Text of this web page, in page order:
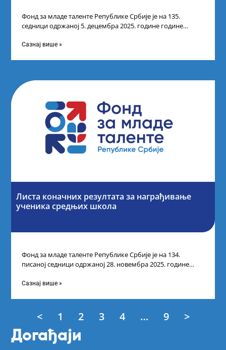
Фонд за младе таленте Републике Србије је на 135.
седници одржаној 5. децембра 2025. године године
Сазнај више »
Листа коначних резултата за награђивање
ученика средњих школа
Фонд за младе таленте Републике Србије је на 134.
писаној седници одржаној 28. новембра 2025. године
Сазнај више »
< 1 2 3 4 … 9 >
Догађаји